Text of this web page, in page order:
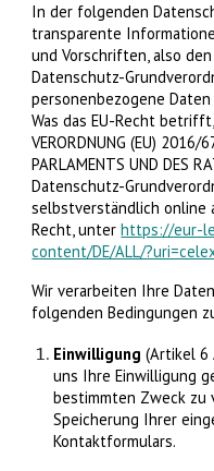
In der folgenden
transparente
und Vorschriften, also
Datenschutz-
personenbezogene
Was das EU-Recht
VERORDNUNG (EU) 2016/
PARLAMENTS UND DES
Datenschutz-
selbstverständlich online
Recht, unter https://eur-
content/DE/ALL/
Wir verarbeiten Ihre
folgenden Bedingungen
Einwilligung (Artikel 6
uns Ihre Einwilligung
bestimmten Zweck zu
Speicherung Ihrer
Kontaktformulars.